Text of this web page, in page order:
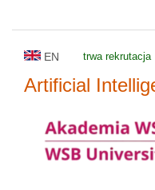
EN trwa rekrutacja
Artificial